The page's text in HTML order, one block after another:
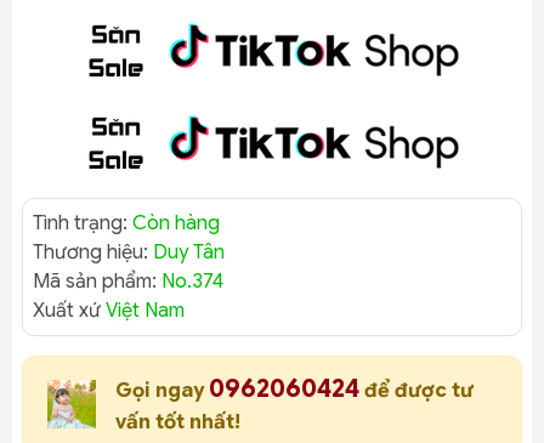
Tình trạng: Còn hàng
Thương hiệu: Duy Tân
Mã sản phẩm: No.374
Xuất xứ Việt Nam
Gọi ngay 0962060424 để được tư
vấn tốt nhất!